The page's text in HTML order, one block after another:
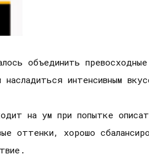
объединить
насладиться интенсивным
на ум при попытке
оттенки, хорошо